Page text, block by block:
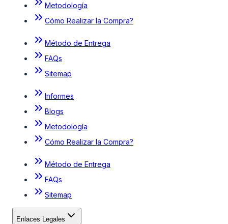
Metodología
Cómo Realizar la Compra?
Método de Entrega
FAQs
Sitemap
Informes
Blogs
Metodología
Cómo Realizar la Compra?
Método de Entrega
FAQs
Sitemap
Enlaces Legales